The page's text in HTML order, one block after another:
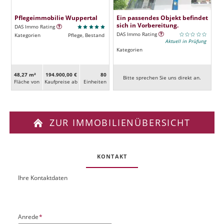
Pflegeimmobilie Wuppertal
DAS Immo Rating
Kategorien
Pflege, Bestand
48,27 m²
Fläche von
194.900,00 €
Kaufpreise ab
80
Ein­heiten
Ein passendes Objekt befindet
sich in Vorbereitung.
DAS Immo Rating
Aktuell in Prüfung
Kategorien
Bitte sprechen Sie uns direkt an.
ZUR IMMOBILIENÜBERSICHT
KONTAKT
O
k
UIhre Kontaktdaten
P
Anrede*